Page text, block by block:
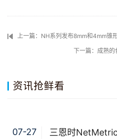
上一篇：NH系列发布8mm和4mm锥
下一篇：成熟
资讯抢鲜看
07-27